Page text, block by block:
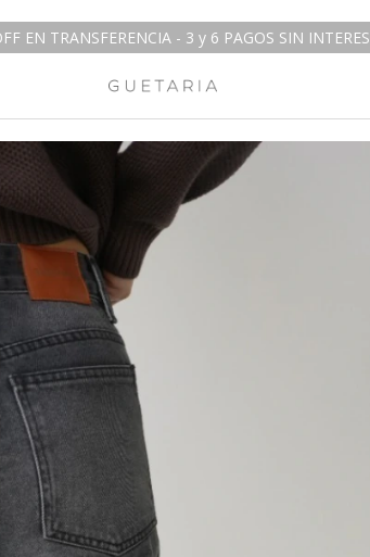
EN TRANSFERENCIA - 3 y 6 PAGOS SIN INTERES